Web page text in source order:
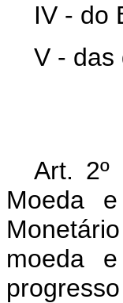
IV - do
V - das
Art. 2º
Moeda
moeda